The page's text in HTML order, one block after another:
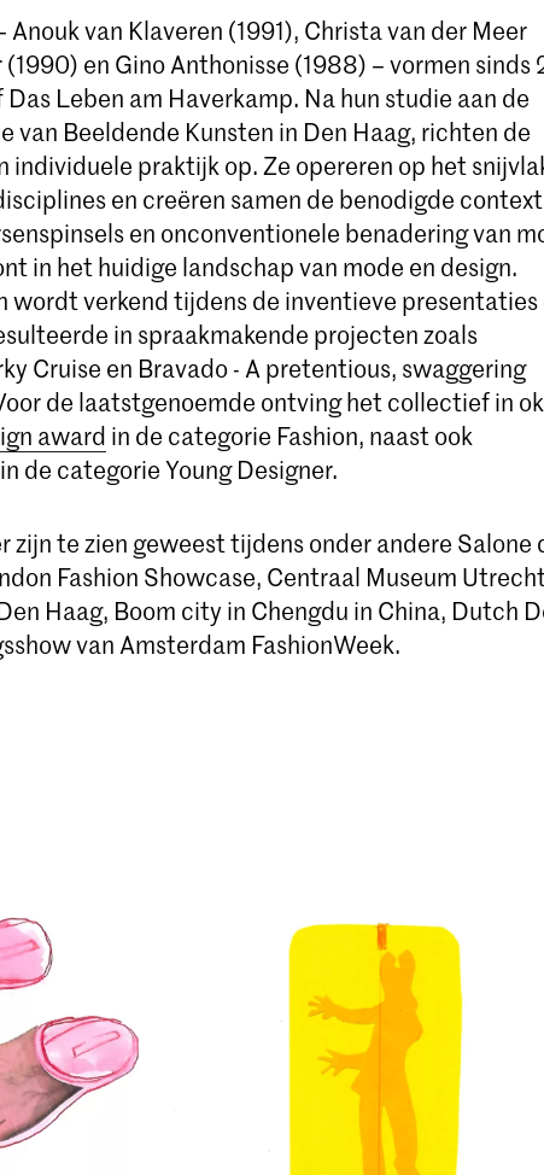
van Klaveren (1991), Christa van der Meer
en Gino Anthonisse (1988) – vormen sinds
Leben am Haverkamp. Na hun studie aan de
van Beeldende Kunsten in Den Haag, richten de
individuele praktijk op. Ze opereren op het
en creëren samen de benodigde
en onconventionele benadering van
in het huidige landschap van mode en design.
wordt verkend tijdens de inventieve presentaties
in spraakmakende projecten zoals
Cruise en Bravado - A pretentious, swaggering
de laatstgenoemde ontving het collectief in
award in de categorie Fashion, naast ook
de categorie Young Designer.
zijn te zien geweest tijdens onder andere Salone
Fashion Showcase, Centraal Museum
Haag, Boom city in Chengdu in China, Dutch
van Amsterdam FashionWeek.